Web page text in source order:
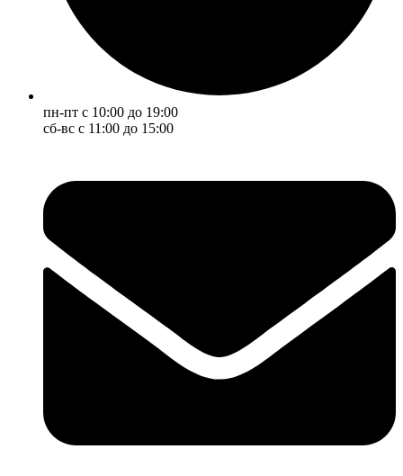
пн-пт с 10:00 до 19:00
сб-вс с 11:00 до 15:00